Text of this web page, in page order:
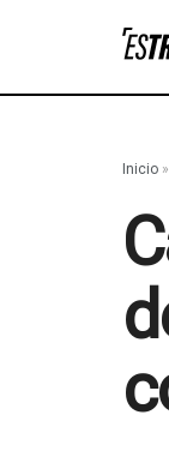
Inicio »